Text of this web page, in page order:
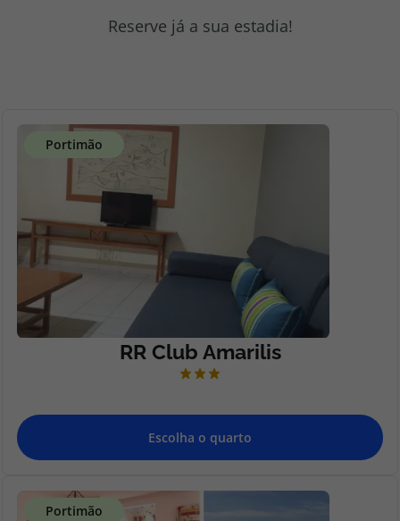
Reserve já a sua estadia!